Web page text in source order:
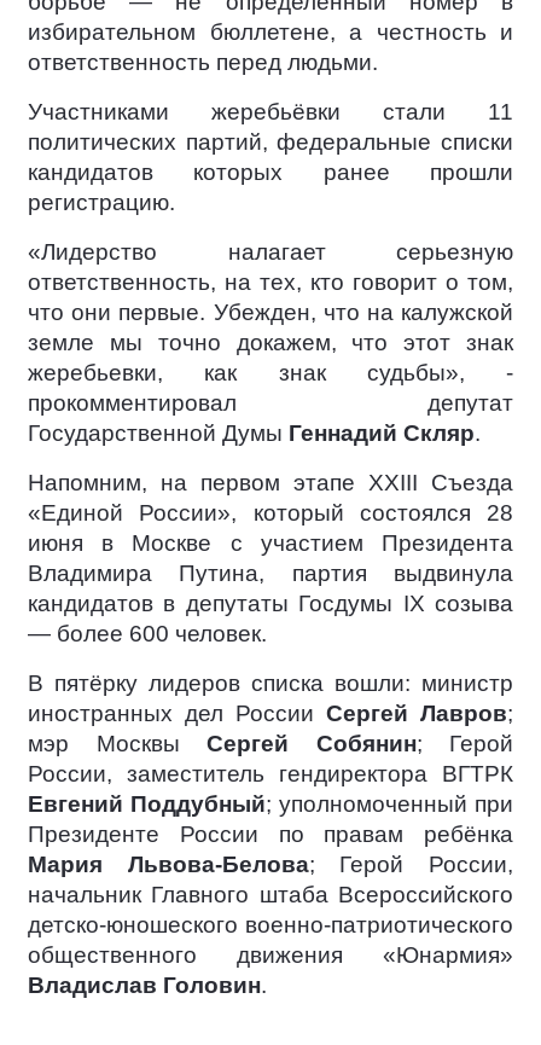
избирательном бюллетене, а честность и
ответственность перед людьми.
Участниками жеребьёвки стали 11
политических партий, федеральные списки
кандидатов которых ранее прошли
регистрацию.
«Лидерство налагает серьезную
ответственность, на тех, кто говорит о том,
что они первые. Убежден, что на калужской
земле мы точно докажем, что этот знак
жеребьевки, как знак судьбы», -
прокомментировал депутат
Государственной Думы Геннадий Скляр.
Напомним, на первом этапе XXIII Съезда
«Единой России», который состоялся 28
июня в Москве с участием Президента
Владимира Путина, партия выдвинула
кандидатов в депутаты Госдумы IX созыва
— более 600 человек.
В пятёрку лидеров списка вошли: министр
иностранных дел России Сергей Лавров;
мэр Москвы Сергей Собянин; Герой
России, заместитель гендиректора ВГТРК
Евгений Поддубный; уполномоченный при
Президенте России по правам ребёнка
Мария Львова-Белова; Герой России,
начальник Главного штаба Всероссийского
детско-юношеского военно-патриотического
общественного движения «Юнармия»
Владислав Головин.